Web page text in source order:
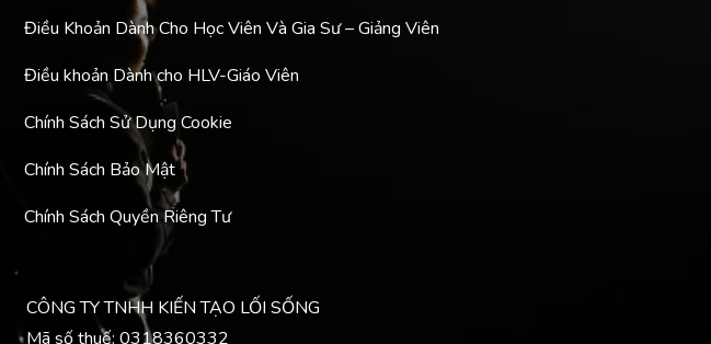
Điều Khoản Dành Cho Học Viên Và Gia Sư – Giảng Viên
Điều khoản Dành cho HLV-Giáo Viên
Chính Sách Sử Dụng Cookie
Chính Sách Bảo Mật
Chính Sách Quyền Riêng Tư
CÔNG TY TNHH KIẾN TẠO LỐI SỐNG
Mã số thuế: 0318360332